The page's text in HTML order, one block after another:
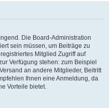
Die Board-Administration
sein müssen, um Beiträge zu
Mitglied Zugriff auf
Verfügung stehen: zum Beispiel
an andere Mitglieder, Beitritt
Ihnen eine Anmeldung, da
Vorteile bietet.